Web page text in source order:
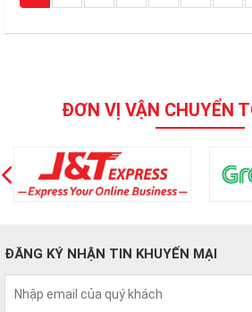
ĐƠN VỊ VẬN CHUYỂN
ĐĂNG KÝ NHẬN TIN KHUYẾN MẠI